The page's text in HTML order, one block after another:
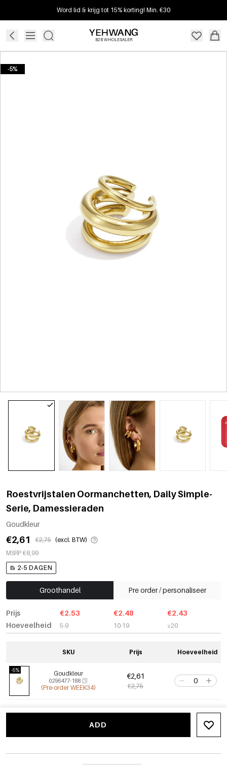
Word lid & krijg tot 15% korting! Min. €30
B2B WHOLESALER
-5%
Roestvrijstalen Oormanchetten, Daily Simple-
Serie, Damessieraden
Goudkleur
€2,61 €2,75 (excl. BTW)
MSRP €8,99
2-5 DAGEN
Groothandel Pre order / personaliseer
Prijs
Hoeveelheid
€2.53
5-9
€2.48
10-19
€2.43
≥20
SKU Prijs Hoeveelheid
-5% Goudkleur
0296477-188
(Pre-order WEEK34)
€2,61
€2,75
ADD